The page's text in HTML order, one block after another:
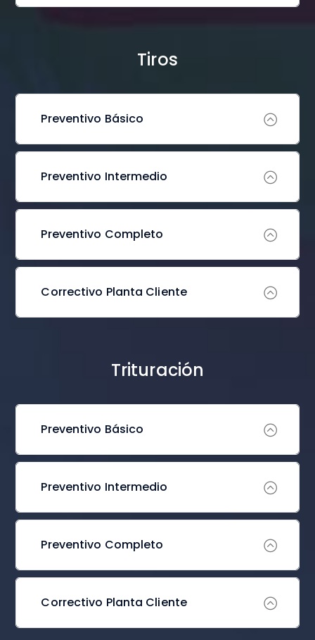
Tiros
Preventivo Básico
Preventivo Intermedio
Preventivo Completo
Correctivo Planta Cliente
Trituración
Preventivo Básico
Preventivo Intermedio
Preventivo Completo
Correctivo Planta Cliente